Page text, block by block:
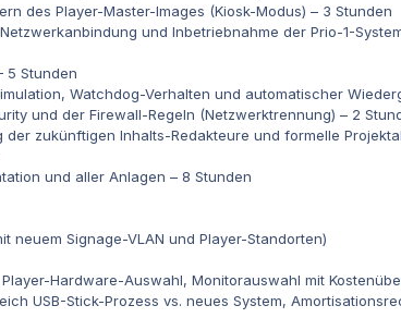
des Player-Master-Images (Kiosk-Modus) – 3 Stunden
und Inbetriebnahme der Prio-1-
5 Stunden
Watchdog-Verhalten und automatischer
und der Firewall-Regeln (Netzwerktrennung) – 2
der zukünftigen Inhalts-Redakteure und formelle
und aller Anlagen – 8 Stunden
neuem Signage-VLAN und Player-Standorten)
Hardware-Auswahl, Monitorauswahl mit
USB-Stick-Prozess vs. neues System,